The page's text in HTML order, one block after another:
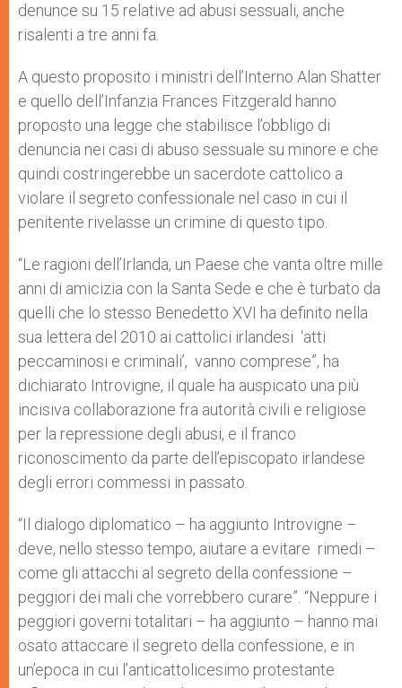
denunce su 15 relative ad abusi sessuali, anche
risalenti a tre anni fa.
A questo proposito i ministri dell’Interno Alan Shatter
e quello dell’Infanzia Frances Fitzgerald hanno
proposto una legge che stabilisce l’obbligo di
denuncia nei casi di abuso sessuale su minore e che
quindi costringerebbe un sacerdote cattolico a
violare il segreto confessionale nel caso in cui il
penitente rivelasse un crimine di questo tipo.
“Le ragioni dell’Irlanda, un Paese che vanta oltre mille
anni di amicizia con la Santa Sede e che è turbato da
quelli che lo stesso Benedetto XVI ha definito nella
sua lettera del 2010 ai cattolici irlandesi ‘atti
peccaminosi e criminali’, vanno comprese”, ha
dichiarato Introvigne, il quale ha auspicato una più
incisiva collaborazione fra autorità civili e religiose
per la repressione degli abusi, e il franco
riconoscimento da parte dell’episcopato irlandese
degli errori commessi in passato.
“Il dialogo diplomatico – ha aggiunto Introvigne –
deve, nello stesso tempo, aiutare a evitare rimedi –
come gli attacchi al segreto della confessione –
peggiori dei mali che vorrebbero curare”. “Neppure i
peggiori governi totalitari – ha aggiunto – hanno mai
osato attaccare il segreto della confessione, e in
un’epoca in cui l’anticattolicesimo protestante